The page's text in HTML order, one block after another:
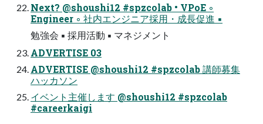
Next? @shoushi12 #spzcolab • VPoE ◦
Engineer ◦ 社内エンジニア採用・成長促進 ▪
勉強会 ▪ 採用活動 ▪ マネジメント
ADVERTISE 03
ADVERTISE @shoushi12 #spzcolab 講師募集
ハッカソン
イベント主催します @shoushi12 #spzcolab
#careerkaigi